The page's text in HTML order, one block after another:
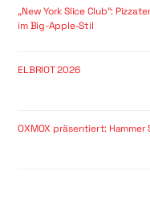
„New York Slice Club“:
im Big-Apple-Stil
ELBRIOT 2026
OXMOX präsentiert: